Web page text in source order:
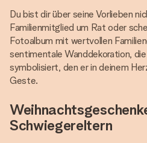
Du bist dir über seine Vorlieben
Familienmitglied um Rat oder
Fotoalbum mit wertvollen
sentimentale Wanddekoration,
symbolisiert, den er in deinem
Geste.
Schwiegereltern